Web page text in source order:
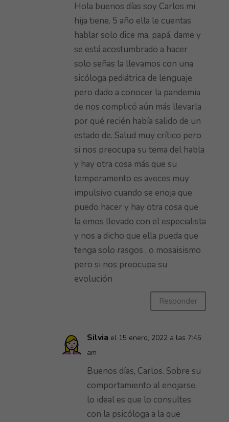
Hola buenos días soy Carlos mi
hija tiene. 5 año ella le cuentas
hablar solo dice ma, papá, dame y
se está acostumbrado a hacer
solo señas la llevamos con una
sicóloga pediátrica de lenguaje
pero dado a conocer la pandemia
de nos complicó aún más llevarla
por qué recién había salido de un
estado de. Salud muy crítico pero
si nos preocupa su tema del habla
y hay otra cosa más que su
temperamento es aveces muy
impulsivo cuando se enoja que
puedo hacer y hay otra cosa que
la emos llevado con el especialista
y nos a dicho que ella pueda que
tenga solo rasgos , o mosaisismo
pero si nos preocupa su
evolución
Responder
Silvia el 15 enero, 2022 a las 7:45
am
Buenos días, Carlos. Sobre su
comportamiento al enojarse,
lo ideal es que lo consultes
con la psicóloga a la que